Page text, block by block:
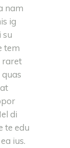
nam
ig
su
tem
raret
di
te edu
ius.